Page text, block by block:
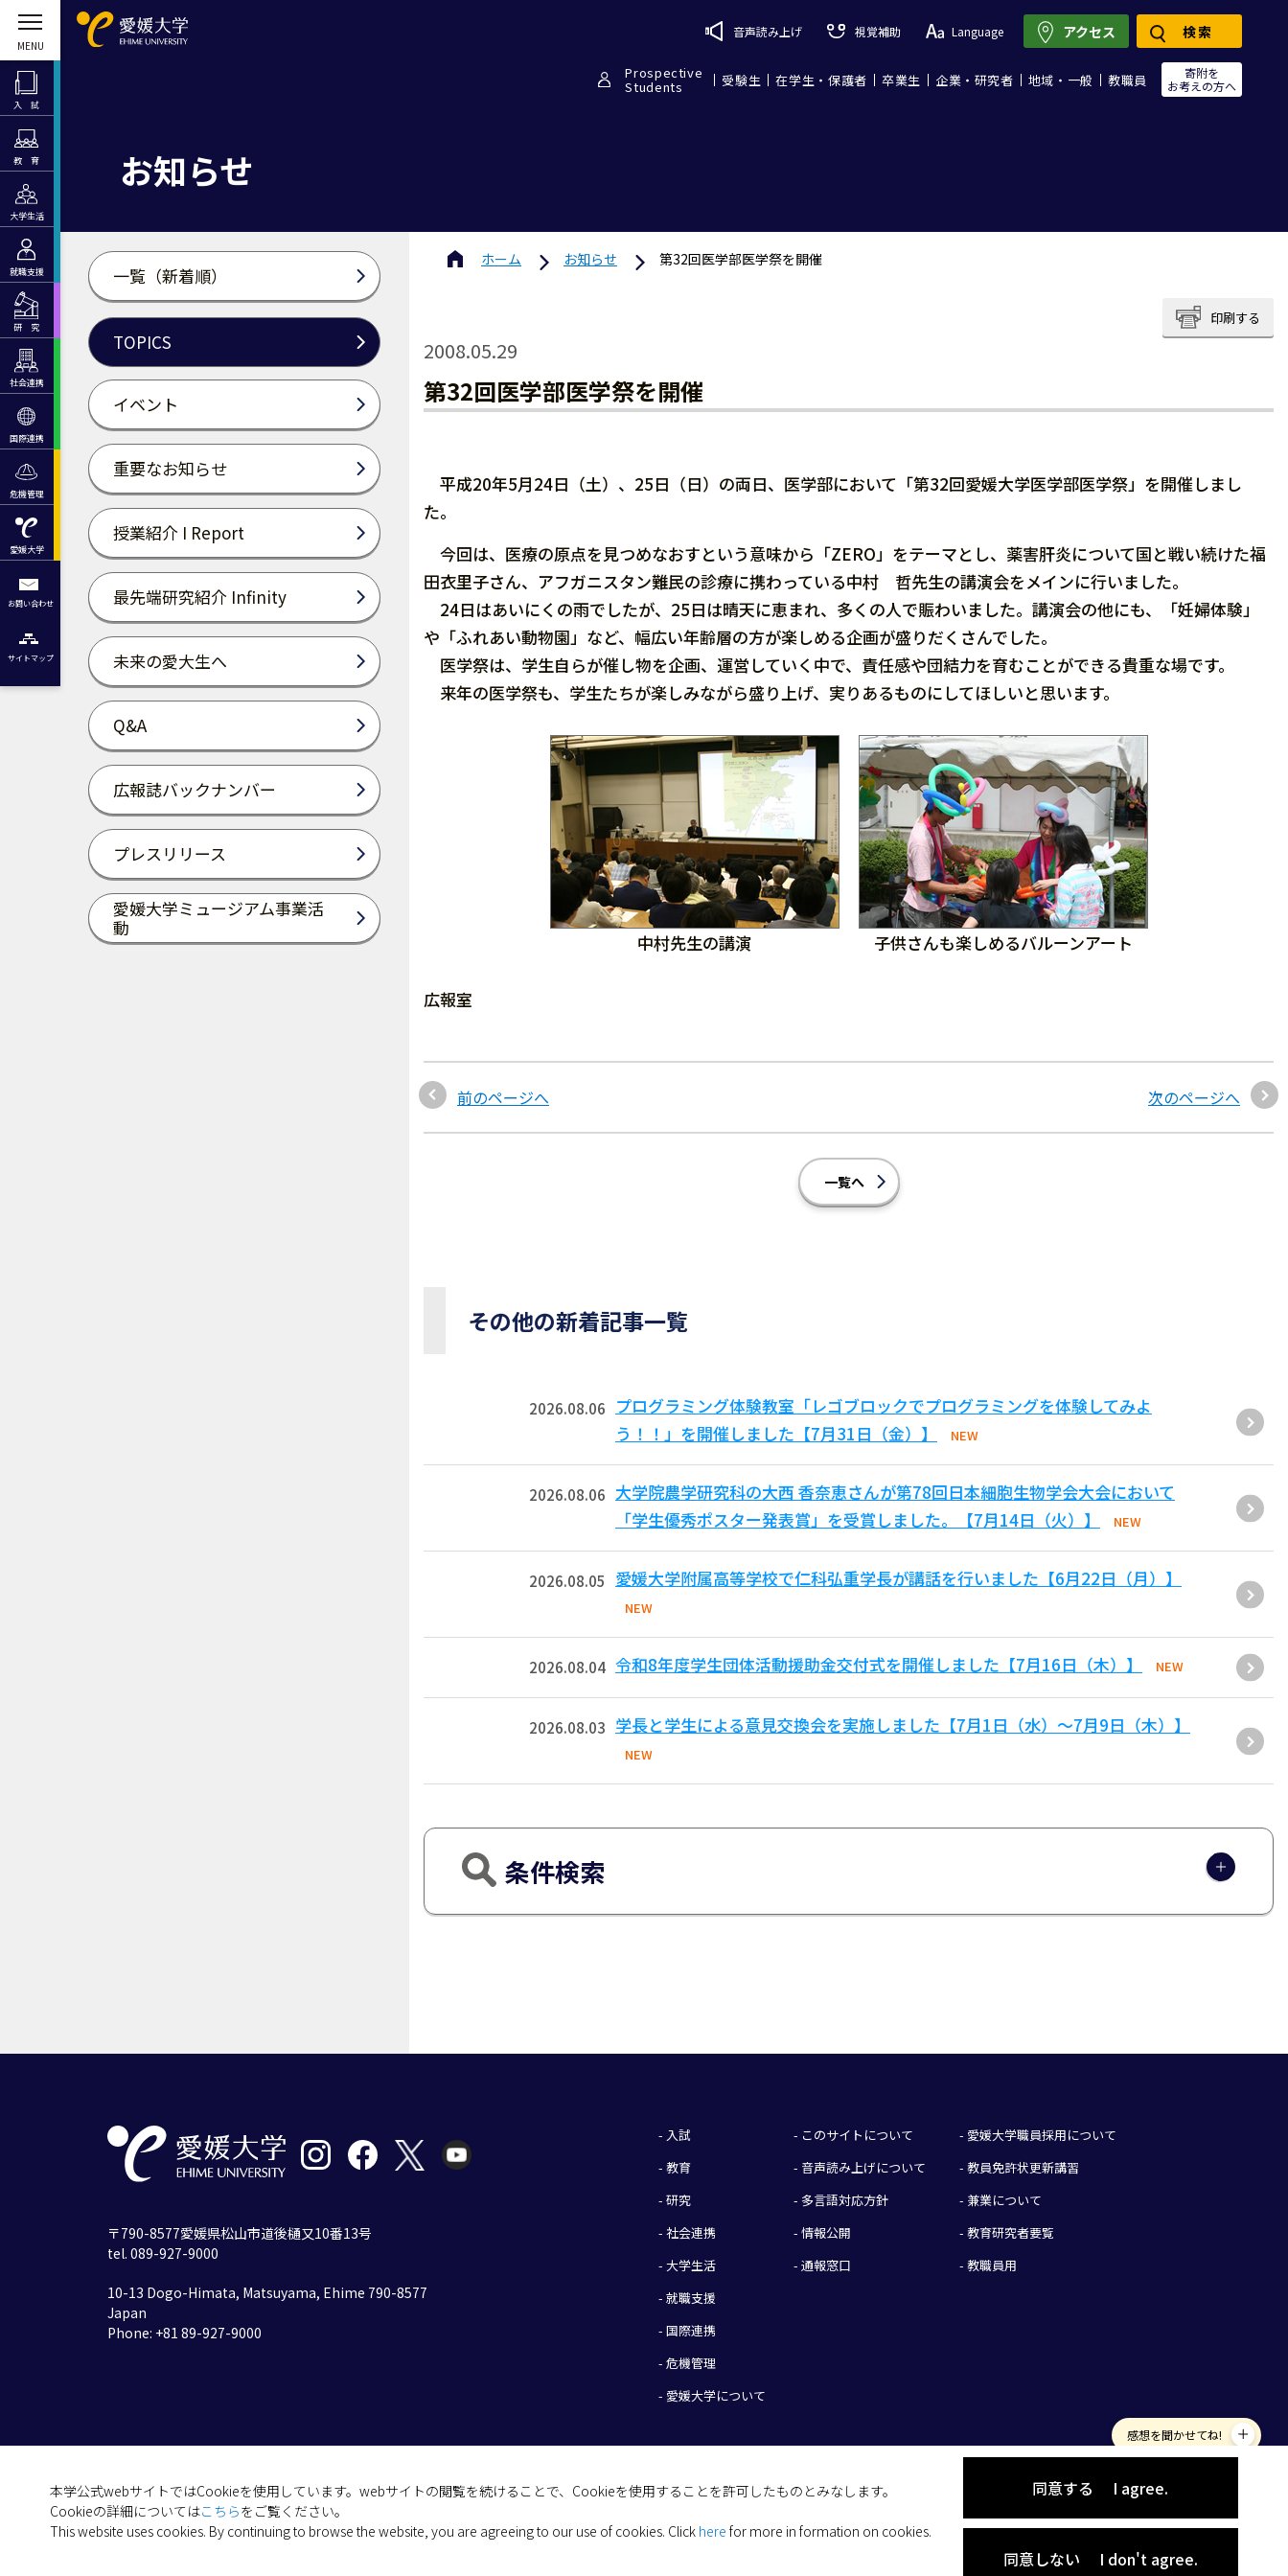
入 試
教 育
大学生活
就職支援
研 究
社会連携
国際連携
危機管理
愛媛大学
お問い合わせ
サイトマップ
音声読み上げ 視覚補助 Language
Prospective
Students 受験生 在学生・保護者 卒業生 企業・研究者 地域・一般 教職員
寄附を
お考えの方へ
アクセス 検索
お知らせ
一覧（新着順）
TOPICS
イベント
重要なお知らせ
授業紹介 I Report
最先端研究紹介 Infinity
未来の愛大生へ
Q&A
広報誌バックナンバー
プレスリリース
愛媛大学ミュージアム事業活
動
ホーム お知らせ 第32回医学部医学祭を開催
印刷する
2008.05.29
第32回医学部医学祭を開催
平成20年5月24日（土）、25日（日）の両日、医学部において「第32回愛媛大学医学部医学祭」を開催しまし
た。
今回は、医療の原点を見つめなおすという意味から「ZERO」をテーマとし、薬害肝炎について国と戦い続けた福
田衣里子さん、アフガニスタン難民の診療に携わっている中村 哲先生の講演会をメインに行いました。
24日はあいにくの雨でしたが、25日は晴天に恵まれ、多くの人で賑わいました。講演会の他にも、「妊婦体験」
や「ふれあい動物園」など、幅広い年齢層の方が楽しめる企画が盛りだくさんでした。
医学祭は、学生自らが催し物を企画、運営していく中で、責任感や団結力を育むことができる貴重な場です。
来年の医学祭も、学生たちが楽しみながら盛り上げ、実りあるものにしてほしいと思います。
中村先生の講演 子供さんも楽しめるバルーンアート
広報室
前のページへ 次のページへ
一覧へ
その他の新着記事一覧
2026.08.06
プログラミング体験教室「レゴブロックでプログラミングを体験してみよ
う！！」を開催しました【7月31日（金）】
NEW
2026.08.06 大学院農学研究科の大西 香奈恵さんが第78回日本細胞生物学会大会において
「学生優秀ポスター発表賞」を受賞しました。【7月14日（火）】
NEW
2026.08.05 愛媛大学附属高等学校で仁科弘重学長が講話を行いました【6月22日（月）】
NEW
2026.08.04 令和8年度学生団体活動援助金交付式を開催しました【7月16日（木）】 NEW
2026.08.03 学長と学生による意見交換会を実施しました【7月1日（水）～7月9日（木）】
NEW
条件検索
本学公式webサイトではCookieを使用しています。webサイトの閲覧を続けることで、Cookieを使用することを許可したものとみなします。
Cookieの詳細についてはこちらをご覧ください。
This website uses cookies. By continuing to browse the website, you are agreeing to our use of cookies. Click here for more in formation on cookies.
同意する I agree.
同意しない I don't agree.
感想を聞かせてね!
- 入試
- 教育
- 研究
- 社会連携
- 大学生活
- 就職支援
- 国際連携
- 危機管理
- 愛媛大学について
- このサイトについて
- 音声読み上げについて
- 多言語対応方針
- 情報公開
- 通報窓口
- 愛媛大学職員採用について
- 教員免許状更新講習
- 兼業について
- 教育研究者要覧
- 教職員用
〒790-8577愛媛県松山市道後樋又10番13号
tel. 089-927-9000
10-13 Dogo-Himata, Matsuyama, Ehime 790-8577
Japan
Phone: +81 89-927-9000
(C) 2026 Ehime University.